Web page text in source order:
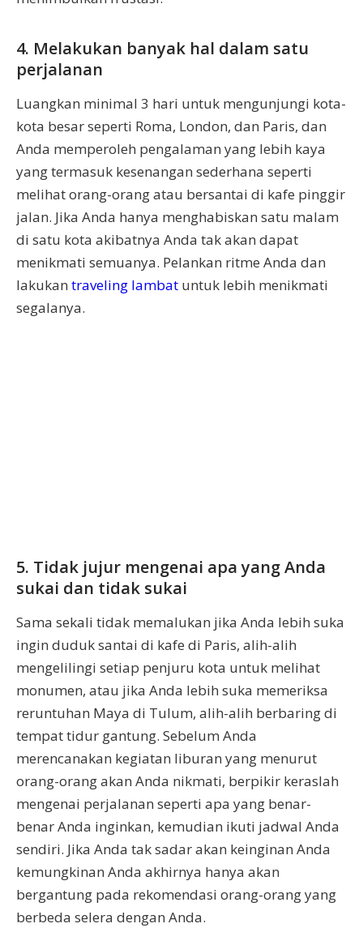
4. Melakukan banyak hal dalam satu
perjalanan
Luangkan minimal 3 hari untuk mengunjungi kota-
kota besar seperti Roma, London, dan Paris, dan
Anda memperoleh pengalaman yang lebih kaya
yang termasuk kesenangan sederhana seperti
melihat orang-orang atau bersantai di kafe pinggir
jalan. Jika Anda hanya menghabiskan satu malam
di satu kota akibatnya Anda tak akan dapat
menikmati semuanya. Pelankan ritme Anda dan
lakukan traveling lambat untuk lebih menikmati
segalanya.
5. Tidak jujur mengenai apa yang Anda
sukai dan tidak sukai
Sama sekali tidak memalukan jika Anda lebih suka
ingin duduk santai di kafe di Paris, alih-alih
mengelilingi setiap penjuru kota untuk melihat
monumen, atau jika Anda lebih suka memeriksa
reruntuhan Maya di Tulum, alih-alih berbaring di
tempat tidur gantung. Sebelum Anda
merencanakan kegiatan liburan yang menurut
orang-orang akan Anda nikmati, berpikir keraslah
mengenai perjalanan seperti apa yang benar-
benar Anda inginkan, kemudian ikuti jadwal Anda
sendiri. Jika Anda tak sadar akan keinginan Anda
kemungkinan Anda akhirnya hanya akan
bergantung pada rekomendasi orang-orang yang
berbeda selera dengan Anda.